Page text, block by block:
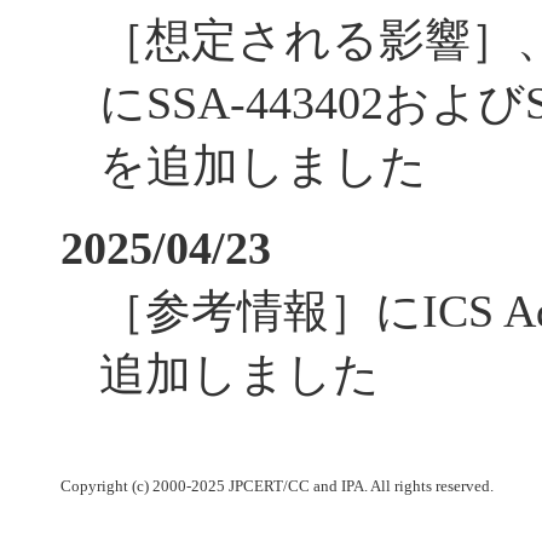
［想定される影響
にSSA-443402および
を追加しました
2025/04/23
［参考情報］にICS
追加しました
Copyright (c) 2000-2025 JPCERT/CC and IPA. All rights reserved.